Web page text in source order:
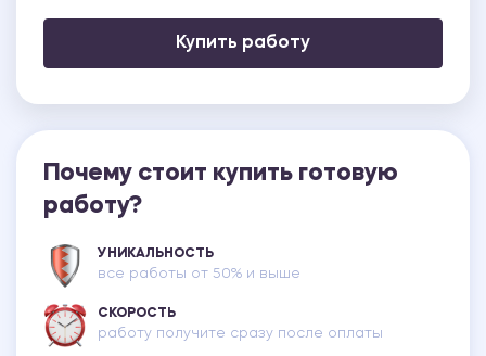
Купить работу
Почему стоит купить готовую
работу?
УНИКАЛЬНОСТЬ
все работы от 50% и выше
СКОРОСТЬ
работу получите сразу после оплаты